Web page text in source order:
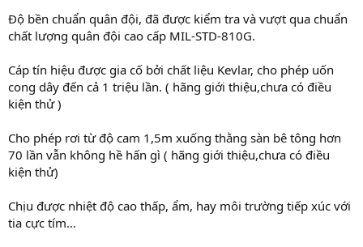
Độ bền chuẩn quân đội, đã được kiểm tra và vượt qua chuẩn
chất lượng quân đội cao cấp MIL-STD-810G.
Cáp tín hiệu được gia cố bởi chất liệu Kevlar, cho phép uốn
cong dây đến cả 1 triệu lần. ( hãng giới thiệu,chưa có điều
kiện thử )
Cho phép rơi từ độ cam 1,5m xuống thằng sàn bê tông hơn
70 lần vẫn không hề hấn gì ( hãng giới thiệu,chưa có điều
kiện thử)
Chịu được nhiệt độ cao thấp, ẩm, hay môi trường tiếp xúc với
tia cực tím...